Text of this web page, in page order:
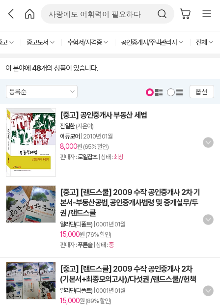
고 중고도서 수험서/자격증 공인중개사/주택관리사 전체
이 분야에 48개의 상품이 있습니다.
옵션
[중고] 공인중개사 부동산 세법
진일환(지은이)
에듀모어 2010년 01월
8,000원 (65% 할인)
판매자 :로얄잡초| 상태 :최상
[중고] [랜드스쿨] 2009 수작 공인중개사 2차 기
본서-부동산공법,공인중개사법령 및 중개실무/두
권 /랜드스쿨
알라딘(디폴트) 0001년 01월
15,000원 (76% 할인)
판매자 :푸른솔| 상태 :중
[중고] [랜드스쿨] 2009 수작 공인중개사 2차
(기본서+최종모의고사)/다섯권 /랜드스쿨//헌책
알라딘(디폴트) 0001년 01월
15,000원 (89% 할인)